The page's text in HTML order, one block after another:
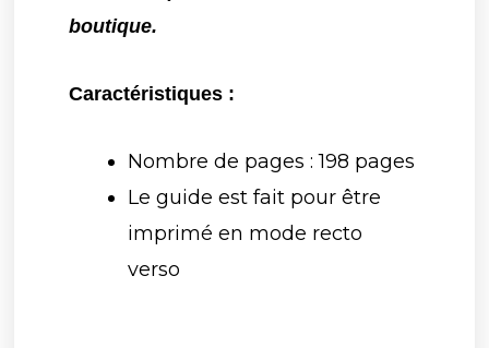
boutique.
Caractéristiques :
Nombre de pages : 198 pages
Le guide est fait pour être
imprimé en mode recto
verso